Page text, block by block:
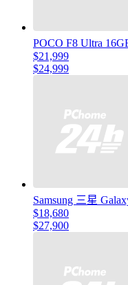
POCO F8 Ultra
$21,999
$24,999
Samsung 三星
$18,680
$27,900